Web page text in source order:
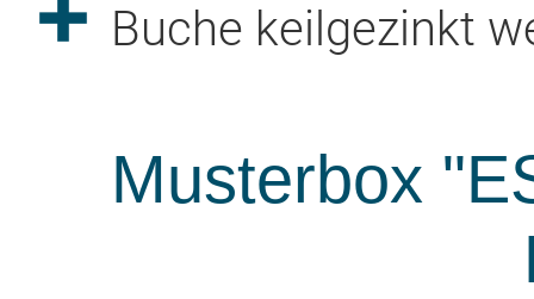
Buche keilgezinkt
Musterbox